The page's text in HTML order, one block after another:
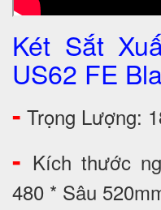
Két Sắt
US62 FE
- Trọng Lượng:
- Kích thước
480 * Sâu